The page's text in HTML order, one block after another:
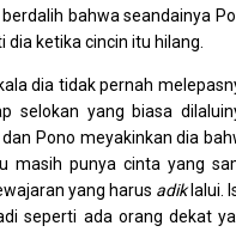
bahwa seandainya
ketika cincin itu hilang.
dia tidak pernah
selokan yang biasa
Pono meyakinkan dia
masih punya cinta yang
yang harus adik lalui.
seperti ada orang dekat